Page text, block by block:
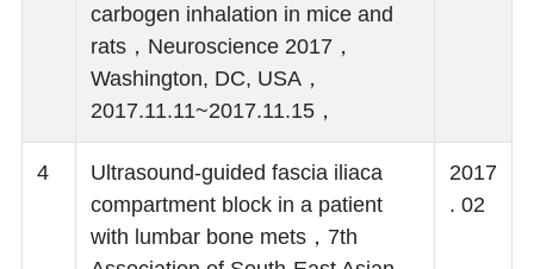
carbogen inhalation in mice and
rats，Neuroscience 2017，
Washington, DC, USA，
2017.11.11~2017.11.15，
4
Ultrasound-guided fascia iliaca
compartment block in a patient
with lumbar bone mets，7th
2017
. 02